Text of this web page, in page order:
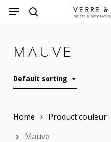
Skip
contentMAUVE
Default sorting
Home
Product couleur
Mauve